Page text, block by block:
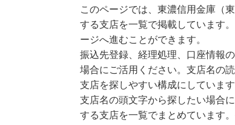
このページでは、東濃信用金庫（
する支店を一覧で掲載しています
ージへ進むことができます。
振込先登録、経理処理、口座情報
場合にご活用ください。支店名の
支店を探しやすい構成にしています
支店名の頭文字から探したい場合
する支店を一覧でまとめています